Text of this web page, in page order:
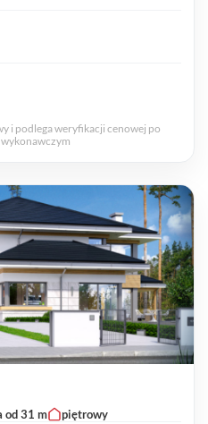
i podlega weryfikacji cenowej po
od 31 m
piętrowy